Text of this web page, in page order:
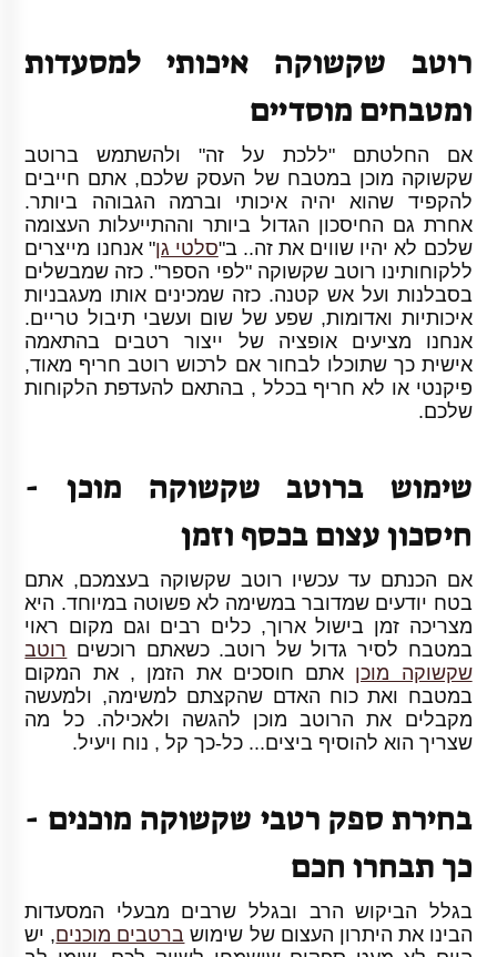
רוטב שקשוקה איכותי למסעדות
ומטבחים מוסדיים
אם החלטתם "ללכת על זה" ולהשתמש ברוטב
שקשוקה מוכן במטבח של העסק שלכם, אתם חייבים
להקפיד שהוא יהיה איכותי וברמה הגבוהה ביותר.
אחרת גם החיסכון הגדול ביותר וההתייעלות העצומה
שלכם לא יהיו שווים את זה.. ב"סלטי גן" אנחנו מייצרים
ללקוחותינו רוטב שקשוקה "לפי הספר". כזה שמבשלים
בסבלנות ועל אש קטנה. כזה שמכינים אותו מעגבניות
איכותיות ואדומות, שפע של שום ועשבי תיבול טריים.
אנחנו מציעים אופציה של ייצור רטבים בהתאמה
אישית כך שתוכלו לבחור אם לרכוש רוטב חריף מאוד,
פיקנטי או לא חריף בכלל , בהתאם להעדפת הלקוחות
שלכם.
שימוש ברוטב שקשוקה מוכן -
חיסכון עצום בכסף וזמן
אם הכנתם עד עכשיו רוטב שקשוקה בעצמכם, אתם
בטח יודעים שמדובר במשימה לא פשוטה במיוחד. היא
מצריכה זמן בישול ארוך, כלים רבים וגם מקום ראוי
במטבח לסיר גדול של רוטב. כשאתם רוכשים רוטב
שקשוקה מוכן אתם חוסכים את הזמן , את המקום
במטבח ואת כוח האדם שהקצתם למשימה, ולמעשה
מקבלים את הרוטב מוכן להגשה ולאכילה. כל מה
שצריך הוא להוסיף ביצים... כל-כך קל , נוח ויעיל.
בחירת ספק רטבי שקשוקה מוכנים -
כך תבחרו חכם
בגלל הביקוש הרב ובגלל שרבים מבעלי המסעדות
הבינו את היתרון העצום של שימוש ברטבים מוכנים, יש